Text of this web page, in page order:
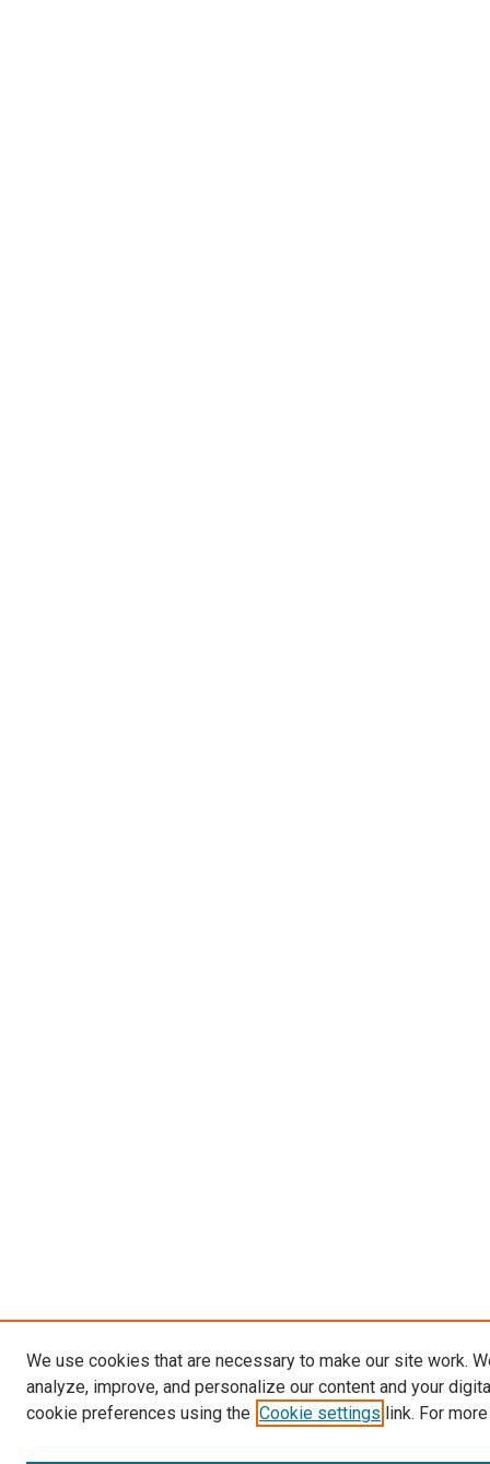
We use cookies that are necessary to make our site work.
analyze, improve, and personalize our content and your
cookie preferences using the Cookie settings link. For